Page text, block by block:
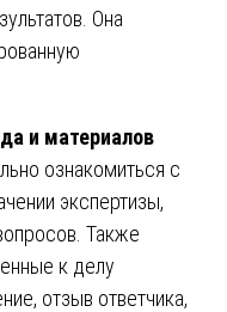
Она
и материалов
ознакомиться с
экспертизы,
Также
к делу
отзыв ответчика,